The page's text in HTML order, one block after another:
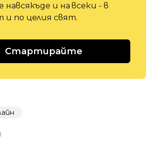
навсякъде и на всеки - в
по целия свят.
Стартирайте